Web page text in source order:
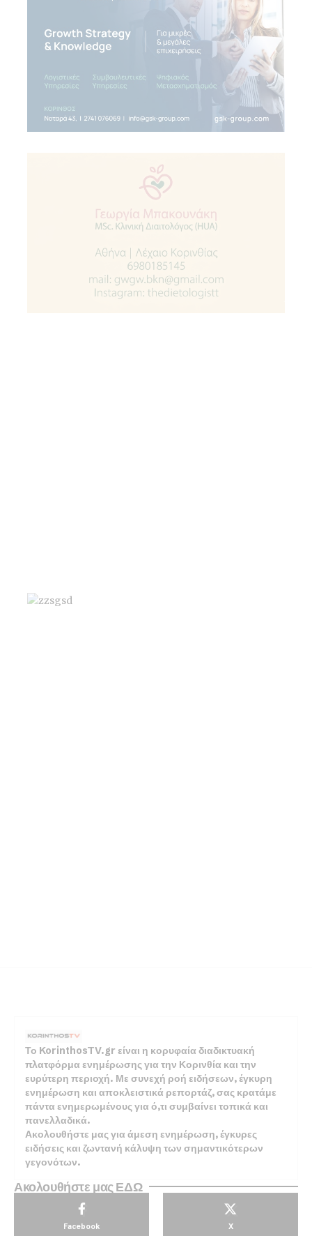
Το KorinthosTV.gr είναι η κορυφαία διαδικτυακή
πλατφόρμα ενημέρωσης για την Κορινθία και την
ευρύτερη περιοχή. Με συνεχή ροή ειδήσεων, έγκυρη
ενημέρωση και αποκλειστικά ρεπορτάζ, σας κρατάμε
πάντα ενημερωμένους για ό,τι συμβαίνει τοπικά και
πανελλαδικά.
Ακολουθήστε μας για άμεση ενημέρωση, έγκυρες
ειδήσεις και ζωντανή κάλυψη των σημαντικότερων
γεγονότων.
Ακολουθήστε μας ΕΔΩ
Facebook X